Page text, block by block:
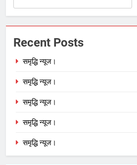
Recent Posts
समृद्धि न्यूज।
समृद्धि न्यूज।
समृद्धि न्यूज।
समृद्धि न्यूज।
समृद्धि न्यूज।